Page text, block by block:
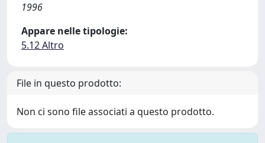
1996
Appare nelle tipologie:
5.12 Altro
File in questo prodotto:
Non ci sono file associati a questo prodotto.